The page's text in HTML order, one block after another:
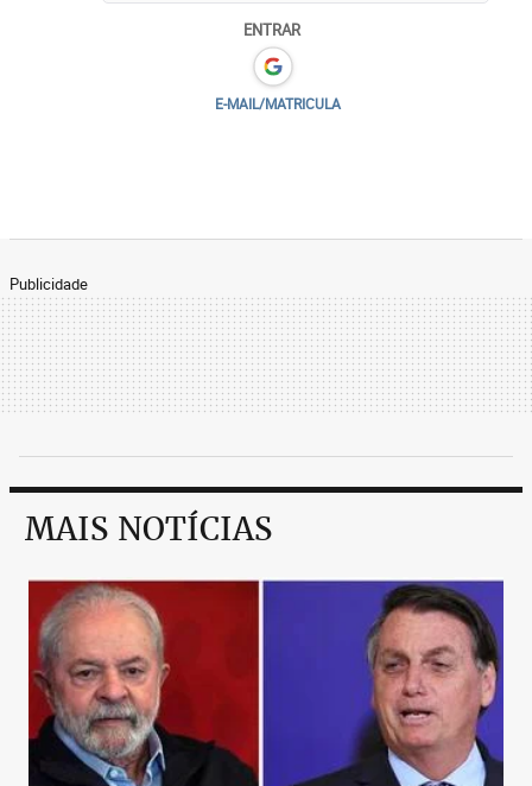
ENTRAR
E-MAIL/MATRICULA
Publicidade
MAIS NOTÍCIAS